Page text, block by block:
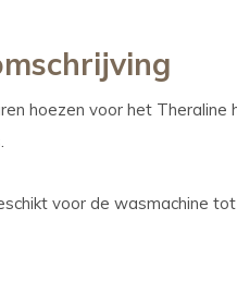
hoezen voor het
voor de wasmachine tot